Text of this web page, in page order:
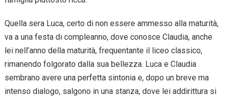
Quella sera Luca, certo di non essere ammesso alla maturità,
va a una festa di compleanno, dove conosce Claudia, anche
lei nell’anno della maturità, frequentante il liceo classico,
rimanendo folgorato dalla sua bellezza. Luca e Claudia
sembrano avere una perfetta sintonia e, dopo un breve ma
intenso dialogo, salgono in una stanza, dove lei addirittura si